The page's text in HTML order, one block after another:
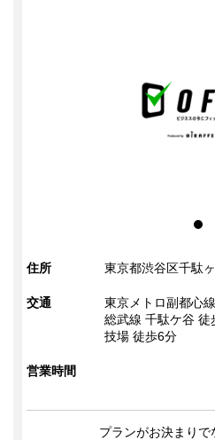
住所 東京都渋谷区千駄
交通
東京メトロ副都心
総武線 千駄ケ谷
技場 徒歩6分
営業時間
プランがお決まりで